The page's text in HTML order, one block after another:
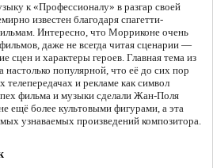
к «Профессионалу» в разгар своей
известен благодаря спагетти-
Интересно, что Морриконе очень
даже не всегда читая сценарии —
сцен и характеры героев. Главная тема из
популярной, что её до сих пор
телепередачах и рекламе как символ
фильма и музыки сделали Жан-Поля
ещё более культовыми фигурами, а эта
узнаваемых произведений композитора.